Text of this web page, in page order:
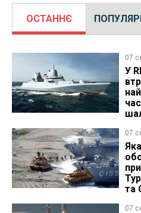
ОСТАННЄ
07
У
07
та
07